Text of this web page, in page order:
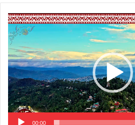
Video
Player
00:00